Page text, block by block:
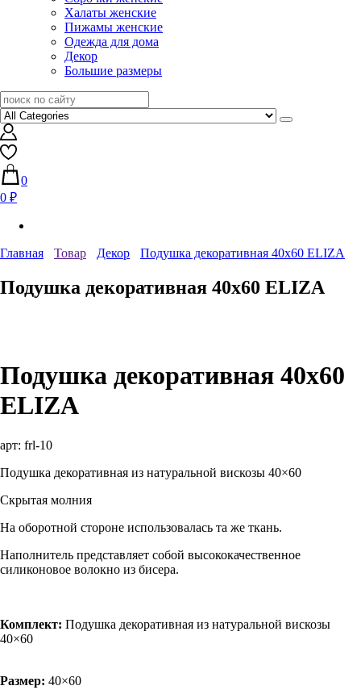
Халаты женские
Пижамы женские
Одежда для дома
Декор
Большие размеры
0
0 ₽
Главная Товар Декор Подушка декоративная 40х60 ELIZA
Подушка декоративная 40х60 ELIZA
Подушка декоративная 40х60
ELIZA
арт: frl-10
Подушка декоративная из натуральной вискозы 40×60
Скрытая молния
На оборотной стороне использовалась та же ткань.
Наполнитель представляет собой высококачественное
силиконовое волокно из бисера.
Комплект: Подушка декоративная из натуральной вискозы
40×60
Размер: 40×60